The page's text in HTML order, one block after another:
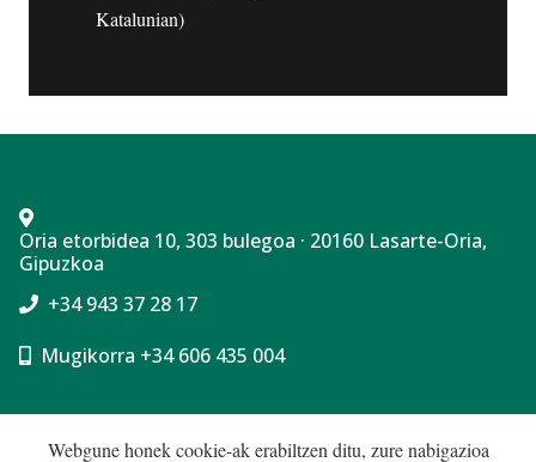
Katalunian)
Oria etorbidea 10, 303 bulegoa · 20160 Lasarte-Oria,
Gipuzkoa
+34 943 37 28 17
Mugikorra +34 606 435 004
Cookie politika
Webgune honek cookie-ak erabiltzen ditu, zure nabigazioa